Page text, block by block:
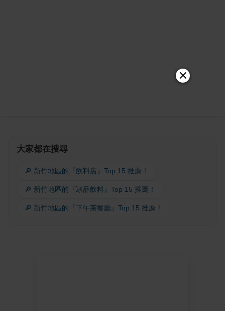
大家都在搜尋
🔎 新竹地區的『飲料店』Top 15 推薦！
🔎 新竹地區的『冰品飲料』Top 15 推薦！
🔎 新竹地區的『下午茶餐廳』Top 15 推薦！